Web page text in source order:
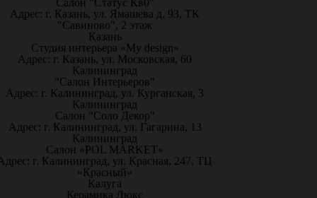
Салон "Статус Кв0"
Адрес: г. Казань, ул. Ямашева д. 93, ТК
"Савиново", 2 этаж
Казань
Студия интерьера «My design»
Адрес: г. Казань, ул. Московская, 60
Калининград
"Салон Интерьеров"
Адрес: г. Калининград, ул. Курганская, 3
Калининград
Салон "Соло Декор"
Адрес: г. Калининград, ул. Гагарина, 13
Калининград
Салон «POL MARKET»
г. Калининград, ул. Красная, 247, ТЦ
«Красный»
Калуга
Керамика Люкс